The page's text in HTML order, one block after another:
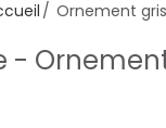
Ornement